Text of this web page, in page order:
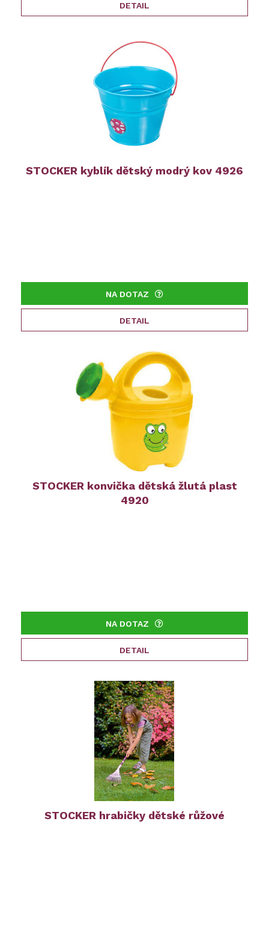
DETAIL
STOCKER kyblík dětský modrý kov 4926
NA DOTAZ
DETAIL
STOCKER konvička dětská žlutá plast
4920
NA DOTAZ
DETAIL
STOCKER hrabičky dětské růžové